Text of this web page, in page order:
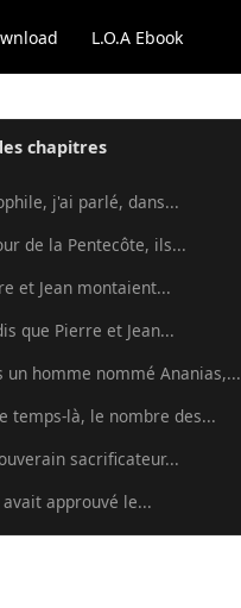
L.O.A Ebook
chapitres
j'ai parlé, dans...
de la Pentecôte, ils...
et Jean montaient...
que Pierre et Jean...
un homme nommé Ananias,...
temps-là, le nombre des...
sacrificateur...
avait approuvé le...